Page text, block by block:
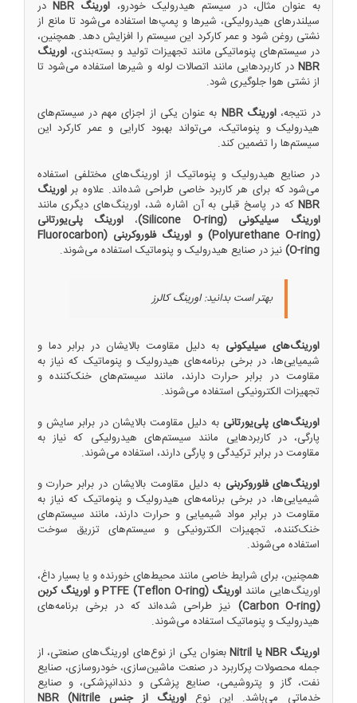
به عنوان مثال، در سیستم هیدرولیک خودرو، اورینگ NBR
در
سیلندرهای هیدرولیکی، شیرها و پمپ‌ها استفاده می‌شود تا مانع از
نشتی روغن شود و عمر کارکرد این سیستم را افزایش دهد. همچنین،
در سیستم‌های پنوماتیکی مانند تجهیزات تولید و بسته‌بندی، اورینگ
NBRدر کاربردهایی مانند اتصالات لوله و شیرها استفاده می‌شود تا
از نشتی هوا جلوگیری شود.
در نتیجه،اورینگ NBR
به عنوان یکی از اجزای مهم در سیستم‌های
هیدرولیک و پنوماتیک، می‌تواند بهبود کارایی و عمر کارکرد این
سیستم‌ها را تضمین کند.
در صنایع هیدرولیک و پنوماتیک از اورینگ‌های مختلفی استفاده
می‌شود که برای هر کاربرد خاصی طراحی شده‌اند. علاوه براورینگ
NBRکه در پاسخ قبلی به آن اشاره شد، اورینگ‌های دیگری مانند
اورینگ سیلیکونی (Silicone O-ring)
،اورینگ پلی‌یورتانی
(Polyurethane O-ring) و اورینگ فلوروکربنی (Fluorocarbon
O-ring) نیز در صنایع هیدرولیک و پنوماتیک استفاده می‌شوند.
بهتر است بدانید:اورینگ کالرز
اورینگ‌های سیلیکونی به دلیل مقاومت بالایشان در برابر دما و
شیمیایی‌ها، در برخی برنامه‌های هیدرولیک و پنوماتیک که نیاز به
مقاومت در برابر حرارت دارند، مانند سیستم‌های خنک‌کننده و
تجهیزات الکترونیکی استفاده می‌شوند.
اورینگ‌های پلی‌یورتانی به دلیل مقاومت بالایشان در برابر سایش و
پارگی، در کاربردهایی مانند سیستم‌های هیدرولیکی که نیاز به
مقاومت در برابر ترکیدگی و پارگی دارند، استفاده می‌شوند.
اورینگ‌های فلوروکربنی به دلیل مقاومت بالایشان در برابر حرارت و
شیمیایی‌ها، در برخی برنامه‌های هیدرولیک و پنوماتیک که نیاز به
مقاومت در برابر مواد شیمیایی و حرارت دارند، مانند سیستم‌های
خنک‌کننده، تجهیزات الکترونیکی و سیستم‌های تزریق سوخت
استفاده می‌شوند.
همچنین، برای شرایط خاصی مانند محیط‌های خورنده و یا بسیار داغ،
اورینگ‌هایی مانند
اورینگ PTFE (Teflon O-ring) و اورینگ کربن
(Carbon O-ring)
نیز طراحی شده‌اند که در برخی برنامه‌های
هیدرولیک و پنوماتیک استفاده می‌شوند.
اورینگ NBR یا Nitril
بعنوان یکی از نوع‌های اورینگ‌های صنعتی، از
جمله محصولات پرکاربرد در صنعت ماشین‌سازی، خودروسازی، صنایع
نفت، گاز و پتروشیمی، صنایع پزشکی و دندانپزشکی، و صنایع
خدماتی می‌باشد. این نوع
اورینگ از جنس NBR (Nitrile